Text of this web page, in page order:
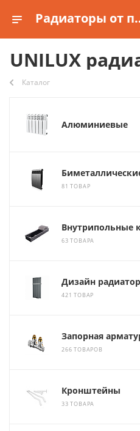
Радиаторы
UNILUX
Каталог
Алюминиевые
81 ТОВАР
Внутрипольные
63 ТОВАРА
Дизайн
421 ТОВАР
Запорная
266 ТОВАРОВ
Кронштейны
33 ТОВАРА